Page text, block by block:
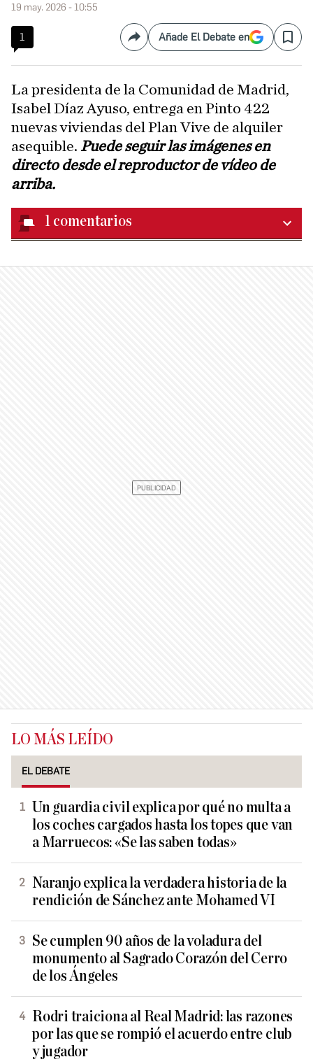
19 may. 2026 - 10:55
1 CompartirAñade El Debate en Save
La presidenta de la Comunidad de Madrid,
Isabel Díaz Ayuso, entrega en Pinto 422
nuevas viviendas del Plan Vive de alquiler
asequible. Puede seguir las imágenes en
directo desde el reproductor de vídeo de
arriba.
1 comentarios
LO MÁS LEÍDO
EL DEBATE
Un guardia civil explica por qué no multa a
los coches cargados hasta los topes que van
a Marruecos: «Se las saben todas»
Naranjo explica la verdadera historia de la
rendición de Sánchez ante Mohamed VI
Se cumplen 90 años de la voladura del
monumento al Sagrado Corazón del Cerro
de los Ángeles
Rodri traiciona al Real Madrid: las razones
por las que se rompió el acuerdo entre club
y jugador